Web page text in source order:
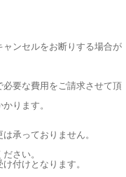
ンセルをお断りする場合が
要な費用をご請求させて頂
ります。
承っておりません。
さい。
け付けとなります。